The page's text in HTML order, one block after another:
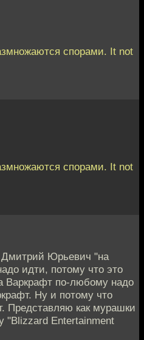
спорами. It not
спорами. It not
Дмитрий Юрьевич "на
идти, потому что это
Варкрафт по-любому надо
Ну и потому что
Представляю как мурашки
"Blizzard Entertainment